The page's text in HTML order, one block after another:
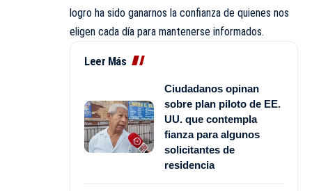
logro ha sido ganarnos la confianza de quienes nos
eligen cada día para mantenerse informados.
Leer Más
Ciudadanos opinan
sobre plan piloto de EE.
UU. que contempla
fianza para algunos
solicitantes de
residencia